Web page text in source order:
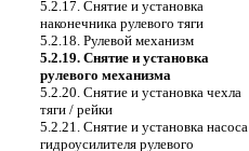
5.2.17. Снятие и установка
наконечника рулевого тяги
5.2.18. Рулевой механизм
5.2.19. Снятие и установка
рулевого механизма
5.2.20. Снятие и установка чехла
тяги / рейки
5.2.21. Снятие и установка насоса
гидроусилителя рулевого